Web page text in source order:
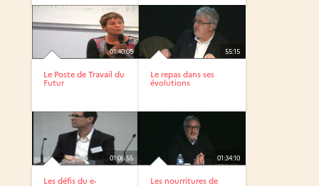
01:40:05
Le Poste de Travail du
Futur
55:15
Le repas dans ses
évolutions
01:06:55
Les défis du e-
01:34:10
Les nourritures de